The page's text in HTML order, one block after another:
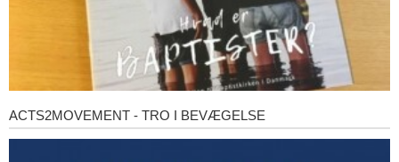
Acts2Movement
-
ACTS2MOVEMENT - TRO I BEVÆGELSE